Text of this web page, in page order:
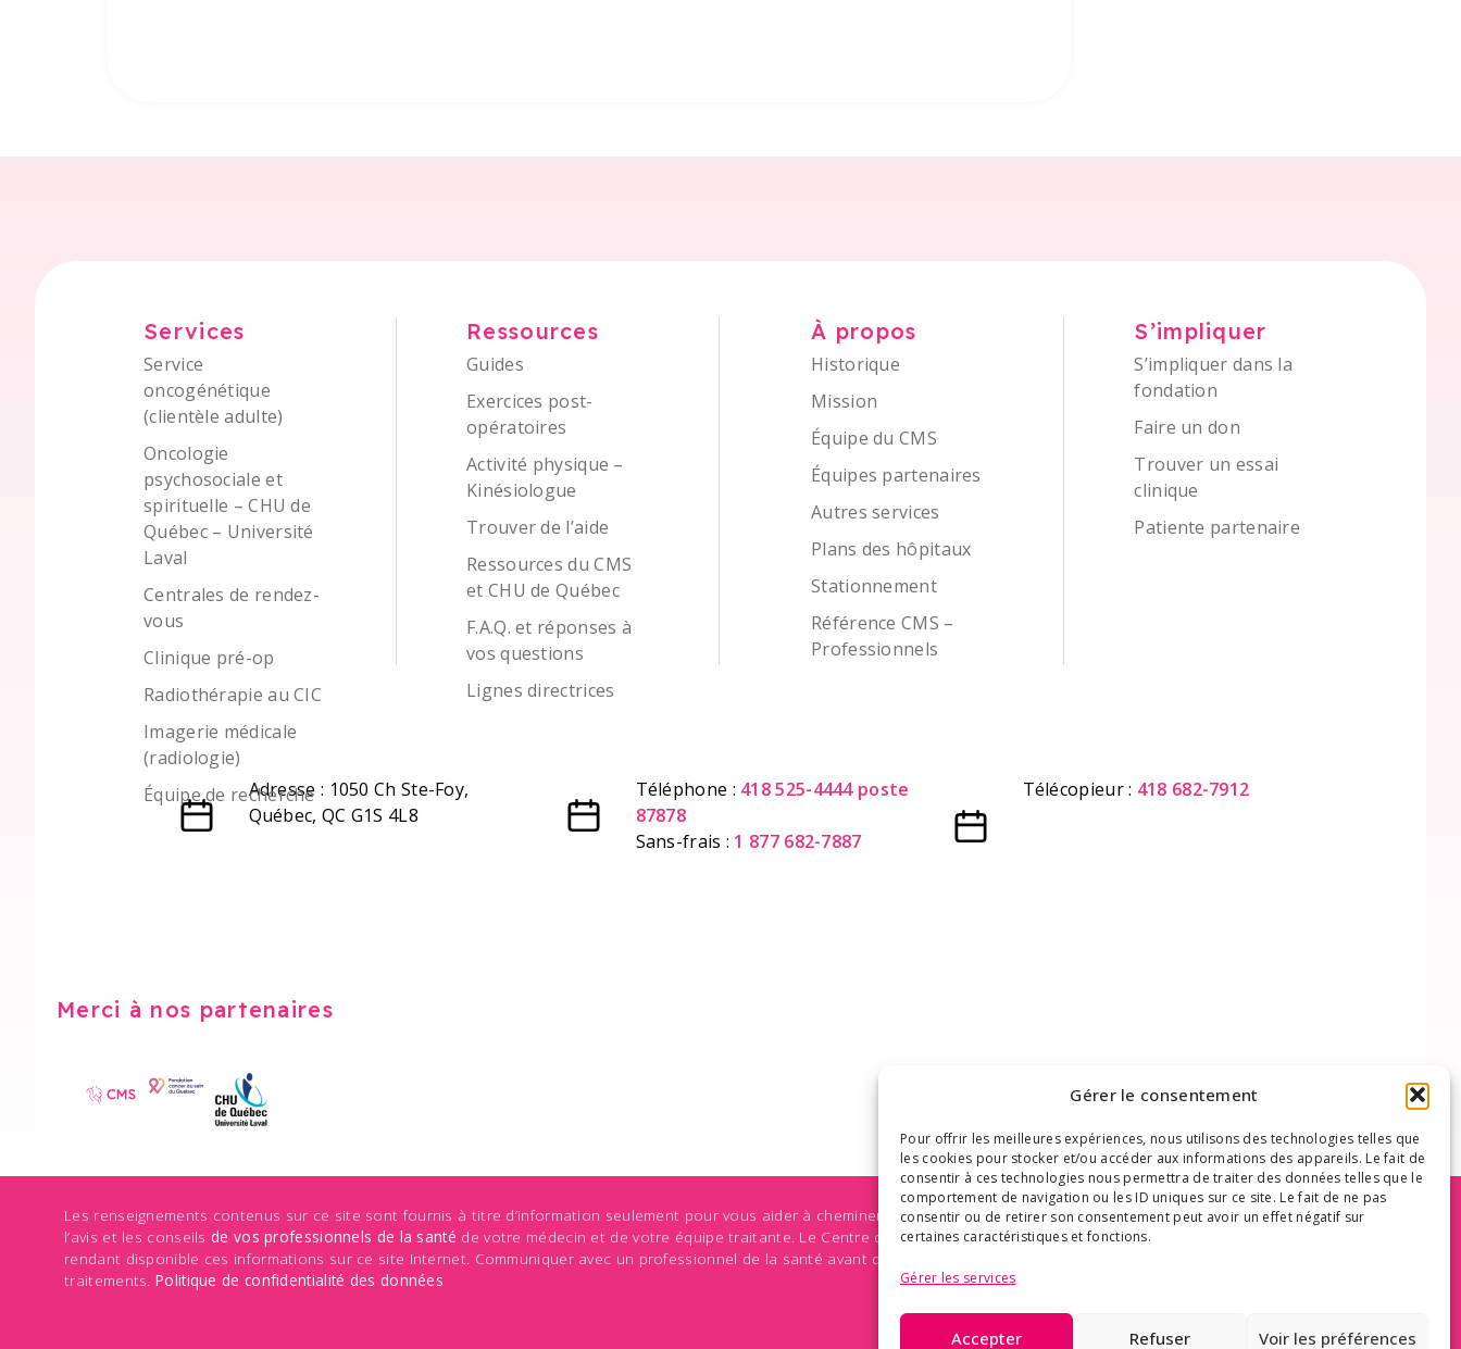
Gérer le consentement
Pour offrir les meilleures expériences, nous utilisons des technologies telles que
les cookies pour stocker et/ou accéder aux informations des appareils. Le fait de
consentir à ces technologies nous permettra de traiter des données telles que le
comportement de navigation ou les ID uniques sur ce site. Le fait de ne pas
consentir ou de retirer son consentement peut avoir un effet négatif sur
certaines caractéristiques et fonctions.
Gérer les services
Accepter Refuser Voir les préférences
Services
Service
oncogénétique
(clientèle adulte)
Oncologie
psychosociale et
spirituelle – CHU de
Québec – Université
Laval
Centrales de rendez-
vous
Clinique pré-op
Radiothérapie au CIC
Imagerie médicale
(radiologie)
Équipe de recherche
Ressources
Guides
Exercices post-
opératoires
Activité physique –
Kinésiologue
Trouver de l’aide
Ressources du CMS
et CHU de Québec
F.A.Q. et réponses à
vos questions
Lignes directrices
À propos
Historique
Mission
Équipe du CMS
Équipes partenaires
Autres services
Plans des hôpitaux
Stationnement
Référence CMS –
Professionnels
S’impliquer
S’impliquer dans la
fondation
Faire un don
Trouver un essai
clinique
Patiente partenaire
Adresse : 1050 Ch Ste-Foy,
Québec, QC G1S 4L8
Téléphone : 418 525-4444 poste
87878
Sans-frais : 1 877 682-7887
Télécopieur : 418 682-7912
Merci à nos partenaires
Les renseignements contenus sur ce site sont fournis à titre d’information seulement pour vous aider à cheminer à travers le contexte de votre maladie et ne remplacent aucunement
l’avis et les conseils de vos professionnels de la santé de votre médecin et de votre équipe traitante. Le Centre des maladies du sein n’engage sa responsabilité d’aucune façon en
rendant disponible ces informations sur ce site Internet. Communiquer avec un professionnel de la santé avant de prendre une décision qui concerne votre médication ou vos
traitements.Politique de confidentialité des données